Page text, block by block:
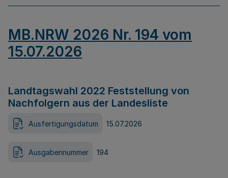
MB.NRW 2026 Nr. 194 vom
15.07.2026
Landtagswahl 2022 Feststellung von
Nachfolgern aus der Landesliste
Ausfertigungsdatum 15.07.2026
Ausgabennummer 194